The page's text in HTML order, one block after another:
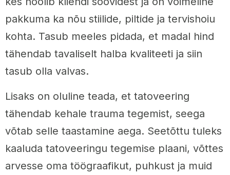
pakkuma ka nõu stiilide, piltide ja tervishoiu
kohta. Tasub meeles pidada, et madal hind
tähendab tavaliselt halba kvaliteeti ja siin
tasub olla valvas.
Lisaks on oluline teada, et tatoveering
tähendab kehale trauma tegemist, seega
võtab selle taastamine aega. Seetõttu tuleks
kaaluda tatoveeringu tegemise plaani, võttes
arvesse oma töögraafikut, puhkust ja muid